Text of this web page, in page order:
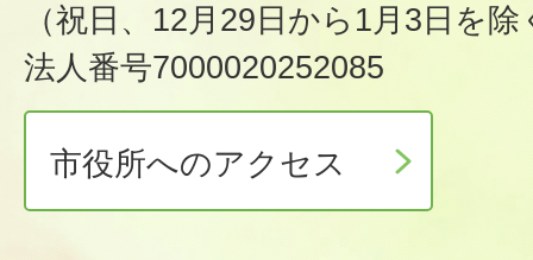
（祝日、12月29日から1月3日を除
法人番号7000020252085
市役所へのアクセス